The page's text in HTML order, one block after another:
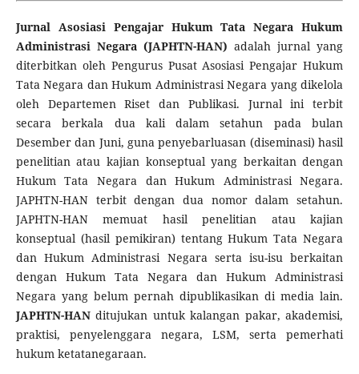
Jurnal Asosiasi Pengajar Hukum Tata Negara Hukum
Administrasi Negara (JAPHTN-HAN) adalah jurnal yang
diterbitkan oleh Pengurus Pusat Asosiasi Pengajar Hukum
Tata Negara dan Hukum Administrasi Negara yang dikelola
oleh Departemen Riset dan Publikasi. Jurnal ini terbit
secara berkala dua kali dalam setahun pada bulan
Desember dan Juni, guna penyebarluasan (diseminasi) hasil
penelitian atau kajian konseptual yang berkaitan dengan
Hukum Tata Negara dan Hukum Administrasi Negara.
JAPHTN-HAN terbit dengan dua nomor dalam setahun.
JAPHTN-HAN memuat hasil penelitian atau kajian
konseptual (hasil pemikiran) tentang Hukum Tata Negara
dan Hukum Administrasi Negara serta isu-isu berkaitan
dengan Hukum Tata Negara dan Hukum Administrasi
Negara yang belum pernah dipublikasikan di media lain.
JAPHTN-HANditujukan untuk kalangan pakar, akademisi,
praktisi, penyelenggara negara, LSM, serta pemerhati
hukum ketatanegaraan.